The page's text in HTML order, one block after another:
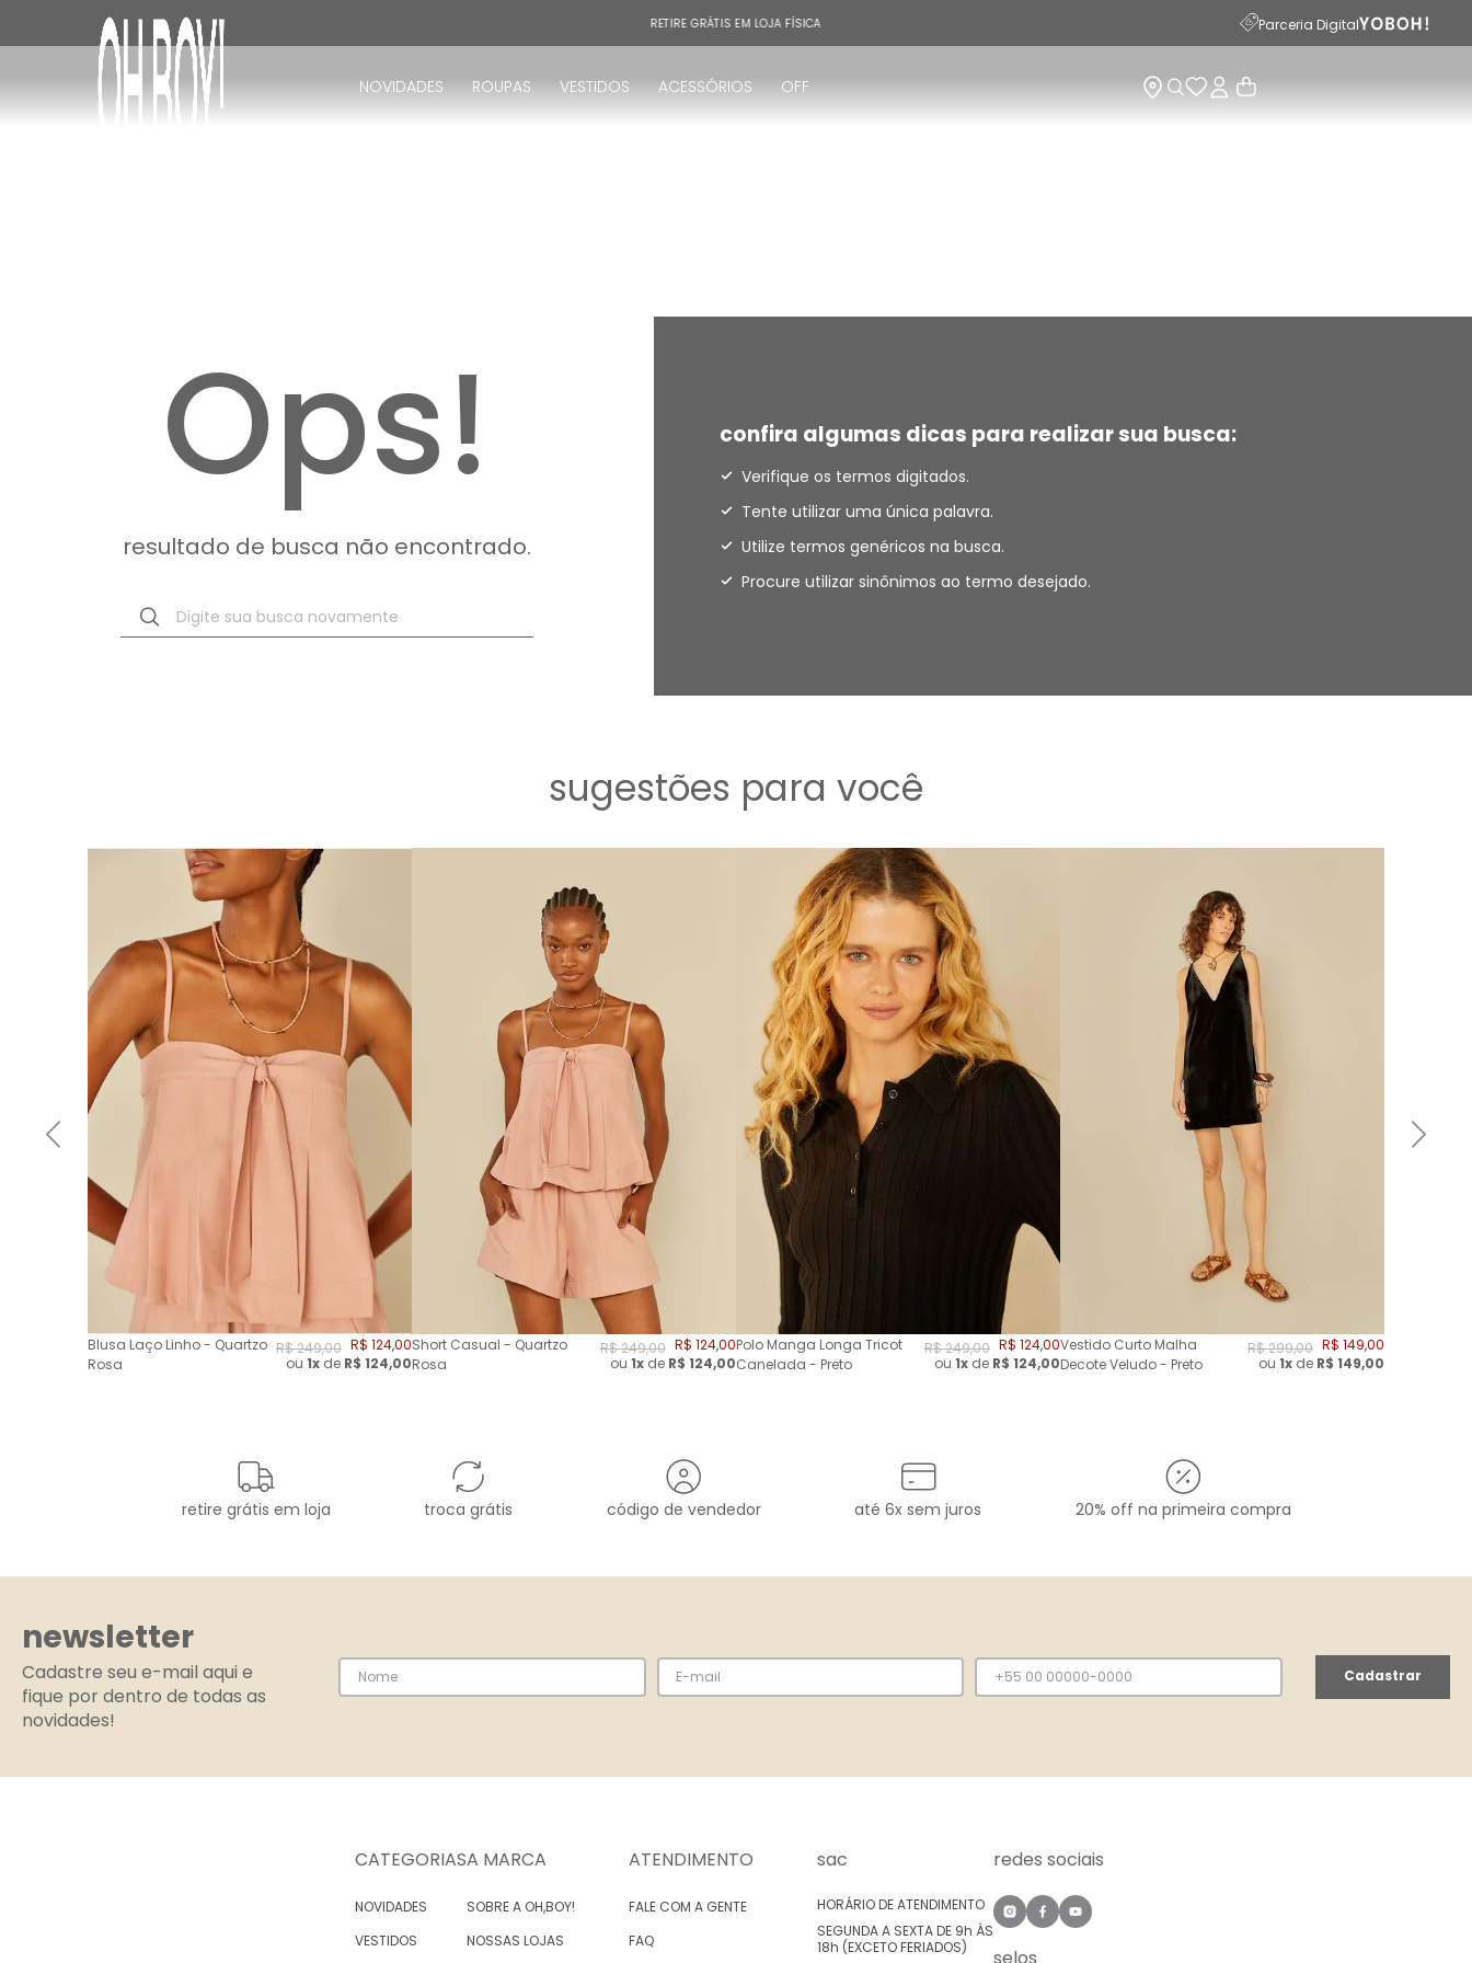
RETIRE GRÁTIS EM LOJA FÍSICA Parceria Digital
NOVIDADES ROUPAS VESTIDOS ACESSÓRIOS OFF
Ops!
resultado de busca não encontrado.
Digite sua busca novamente
confira algumas dicas para realizar sua busca:
Verifique os termos digitados.
Tente utilizar uma única palavra.
Utilize termos genéricos na busca.
Procure utilizar sinônimos ao termo desejado.
sugestões para você
Blusa Laço Linho - Quartzo
Rosa
R$249,00 R$ 124,00
ou 1x de R$ 124,00
Short Casual - Quartzo
Rosa
R$249,00 R$ 124,00
ou 1x de R$ 124,00
Polo Manga Longa Tricot
Canelada - Preto
R$249,00 R$ 124,00
ou 1x de R$ 124,00
Vestido Curto Malha
Decote Veludo - Preto
R$299,00 R$ 149,00
ou 1x de R$ 149,00
retire grátis em loja troca grátis código de vendedor até 6x sem juros 20% off na primeira compra
newsletter
Cadastre seu e-mail aqui e
fique por dentro de todas as
novidades!
Cadastrar
CATEGORIAS
NOVIDADES
VESTIDOS
A MARCA
SOBRE A OH,BOY!
NOSSAS LOJAS
ATENDIMENTO
FALE COM A GENTE
FAQ
sac
HORÁRIO DE ATENDIMENTO
SEGUNDA A SEXTA DE 9h ÀS
18h (EXCETO FERIADOS)
redes sociais
TERMOS MAIS BUSCADOS
vestido
vestido longo